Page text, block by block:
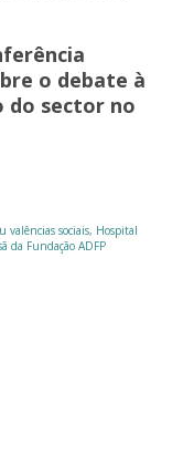
o debate à
do sector no